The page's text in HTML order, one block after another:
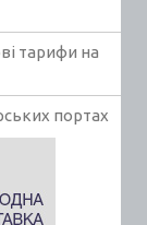
тарифи на
портах